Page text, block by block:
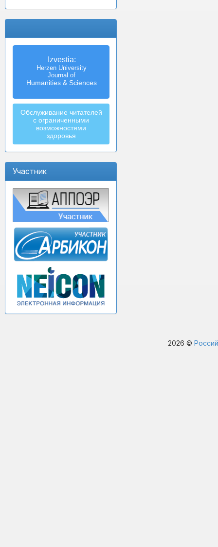
Izvestia:
Herzen University
Journal of
Humanities & Sciences
Обслуживание читателей
с ограниченными
возможностями
здоровья
Участник
2026 ©